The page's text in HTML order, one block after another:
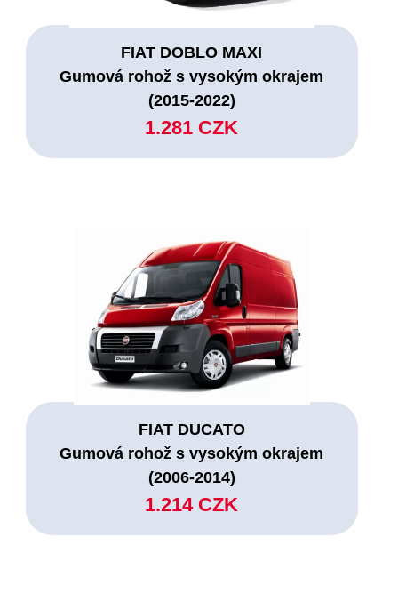
FIAT DOBLO MAXI
Gumová rohož s vysokým okrajem
(2015-2022)
1.281 CZK
FIAT DUCATO
Gumová rohož s vysokým okrajem
(2006-2014)
1.214 CZK